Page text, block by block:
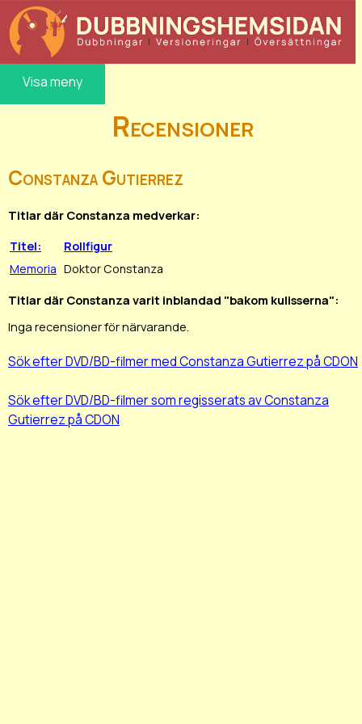
Visa meny
Recensioner
Constanza Gutierrez
Titlar där Constanza medverkar:
Titel:
Rollfigur
Memoria Doktor Constanza
Titlar där Constanza varit inblandad "bakom kulisserna":
Inga recensioner för närvarande.
Sök efter DVD/BD-filmer med Constanza Gutierrez på CDON
Sök efter DVD/BD-filmer som regisserats av Constanza
Gutierrez på CDON